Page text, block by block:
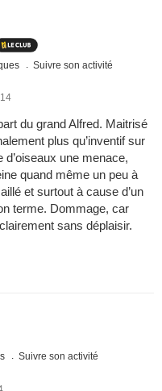
Suivre son activité
du grand Alfred. Maitrisé
plus qu’inventif sur
une menace,
quand même un peu à
et surtout à cause d’un
terme. Dommage, car
sans déplaisir.
Suivre son activité